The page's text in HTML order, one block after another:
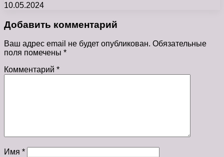
10.05.2024
Добавить комментарий
Ваш адрес email не будет опубликован. Обязательные
поля помечены *
Комментарий *
Имя *